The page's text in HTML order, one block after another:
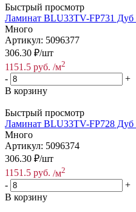
Быстрый просмотр
Ламинат BLU33TV-FP731 Дуб
Много
Артикул: 5096377
306.30 ₽/шт
1151.5 руб. /м2
-
+
В корзину
Быстрый просмотр
Ламинат BLU33TV-FP728
Много
Артикул: 5096374
306.30 ₽/шт
1151.5 руб. /м2
-
+
В корзину